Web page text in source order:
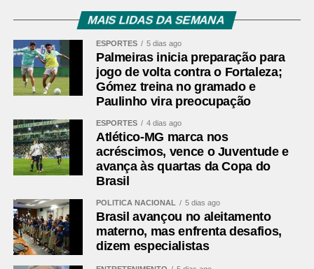
Carlos Ortega, representando o governador Ratinho
Júnior; o deputado federal Toninho Wandscheer; os
deputados estaduais Requião Filho, Mauro Moraes e
Alexandre Curi; a secretária estadual das Cidades,
Camila Mileke Scucato; o presidente da Associação dos
Municípios do Paraná (AMP), Edimar Santos; e o
secretário municipal extraordinário da Região
Metropolitana de Curitiba, Thiago Bonagura, entre outras
autoridades municipais.
Os prefeitos que conduzirão os trabalhos na Assomec
são eles:
Diretoria Executiva­­­­­­­­­­­­­­­­
Helder Luiz Lazarotto – Colombo – presidente
MAIS LIDAS DA SEMANA
ESPORTES 5 dias ago
Palmeiras inicia preparação para
jogo de volta contra o Fortaleza;
Gómez treina no gramado e
Paulinho vira preocupação
ESPORTES 4 dias ago
Atlético-MG marca nos
acréscimos, vence o Juventude e
avança às quartas da Copa do
Brasil
POLÍTICA NACIONAL 5 dias ago
Brasil avançou no aleitamento
materno, mas enfrenta desafios,
dizem especialistas